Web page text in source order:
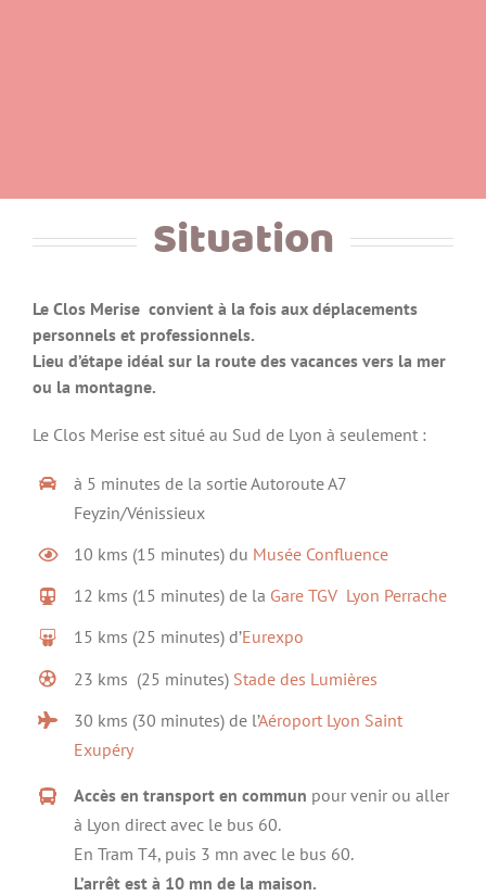
Situation
Le Clos Merise convient à la fois aux déplacements
personnels et professionnels.
Lieu d’étape idéal sur la route des vacances vers la mer
ou la montagne.
Le Clos Merise est situé au Sud de Lyon à seulement :
à 5 minutes de la sortie Autoroute A7
Feyzin/Vénissieux
10 kms (15 minutes) du Musée Confluence
12 kms (15 minutes) de la Gare TGV Lyon Perrache
15 kms (25 minutes) d’Eurexpo
23 kms (25 minutes) Stade des Lumières
30 kms (30 minutes) de l’Aéroport Lyon Saint
Exupéry
Accès en transport en commun pour venir ou aller
à Lyon direct avec le bus 60.
En Tram T4, puis 3 mn avec le bus 60.
L’arrêt est à 10 mn de la maison.